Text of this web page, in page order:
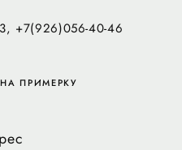
+7(926)056-40-46
ПРИМЕРКУ